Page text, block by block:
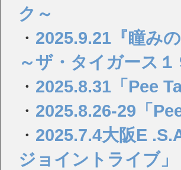
ク～
・ 2025.9.21『瞳み
～ザ・タイガース
・ 2025.8.31「Pee
・ 2025.8.26-29「
・ 2025.7.4大阪E
ジョイントライブ」